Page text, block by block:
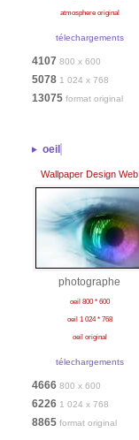
atmosphere original
télechargements
4107 800 x 600
5078 1 024 x 768
13075 format original
oeil
Wallpaper Design Web
photographe
oeil 800 * 600
oeil 1 024 * 768
oeil original
télechargements
4666 800 x 600
6226 1 024 x 768
8865 format original